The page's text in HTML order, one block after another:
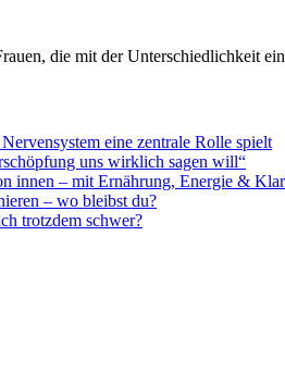
die mit der Unterschiedlichkeit
eine zentrale Rolle spielt
uns wirklich sagen will“
innen – mit Ernährung, Energie &
– wo bleibst du?
trotzdem schwer?